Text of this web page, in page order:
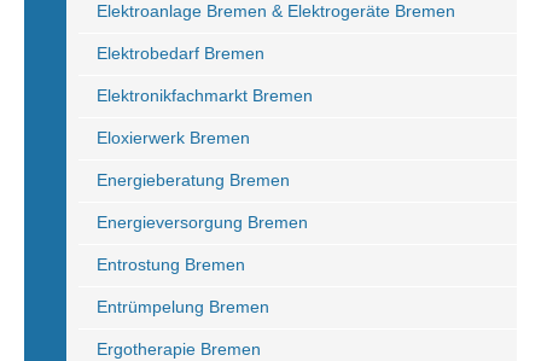
Elektroanlage Bremen & Elektrogeräte Bremen
Elektrobedarf Bremen
Elektronikfachmarkt Bremen
Eloxierwerk Bremen
Energieberatung Bremen
Energieversorgung Bremen
Entrostung Bremen
Entrümpelung Bremen
Ergotherapie Bremen